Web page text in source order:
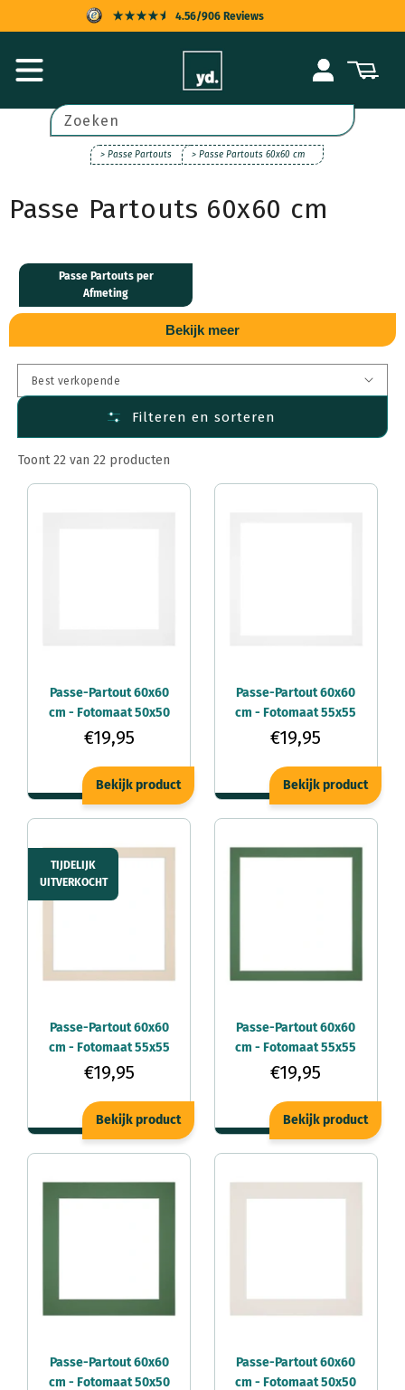
content
4.56/906 Reviews
KOPERSBESCHERMING
SNELLE LEVERING
UITSTEKENDE KLANTENSERVICE
InloggenWinkelwagen
Zoeken
> Passe Partouts > Passe Partouts 60x60 cm
Passe Partouts 60x60 cm
Passe Partouts per
Afmeting
Bekijk meer
Filteren en sorteren
Toont 22 van 22 producten
Passe-Partout 60x60
cm - Fotomaat 50x50
cm - Wit - Voor
€19,95
Bekijk product
Passe-Partout 60x60
cm - Fotomaat 55x55
cm - Wit - Voor
€19,95
Bekijk product
TIJDELIJK
UITVERKOCHT
Passe-Partout 60x60
cm - Fotomaat 55x55
cm - Teinte - Voor
€19,95
Bekijk product
Passe-Partout 60x60
cm - Fotomaat 55x55
cm - Groen Bos - Voor
€19,95
Bekijk product
Passe-Partout 60x60
cm - Fotomaat 50x50
Passe-Partout 60x60
cm - Fotomaat 50x50